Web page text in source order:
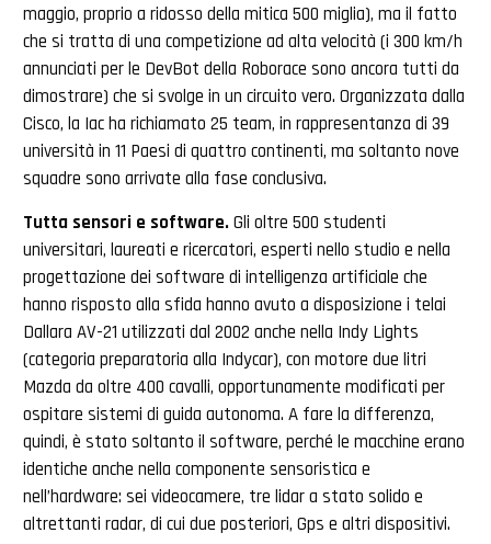
maggio, proprio a ridosso della mitica 500 miglia), ma il fatto
che si tratta di una competizione ad alta velocità (i 300 km/h
annunciati per le DevBot della Roborace sono ancora tutti da
dimostrare) che si svolge in un circuito vero. Organizzata dalla
Cisco, la Iac ha richiamato 25 team, in rappresentanza di 39
università in 11 Paesi di quattro continenti, ma soltanto nove
squadre sono arrivate alla fase conclusiva.
Tutta sensori e software.Gli oltre 500 studenti
universitari, laureati e ricercatori, esperti nello studio e nella
progettazione dei software di intelligenza artificiale che
hanno risposto alla sfida hanno avuto a disposizione i telai
Dallara AV-21 utilizzati dal 2002 anche nella Indy Lights
(categoria preparatoria alla Indycar), con motore due litri
Mazda da oltre 400 cavalli, opportunamente modificati per
ospitare sistemi di guida autonoma. A fare la differenza,
quindi, è stato soltanto il software, perché le macchine erano
identiche anche nella componente sensoristica e
nell’hardware: sei videocamere, tre lidar a stato solido e
altrettanti radar, di cui due posteriori, Gps e altri dispositivi.